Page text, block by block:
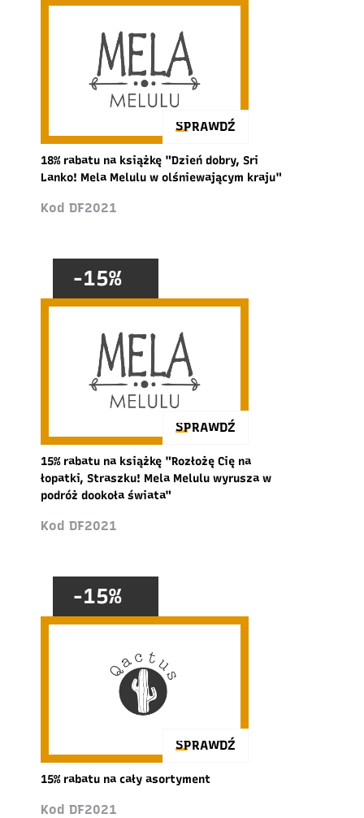
SPRAWDŹ
18% rabatu na książkę "Dzień dobry, Sri
Lanko! Mela Melulu w olśniewającym kraju"
Kod DF2021
-15%
SPRAWDŹ
15% rabatu na książkę "Rozłożę Cię na
łopatki, Straszku! Mela Melulu wyrusza w
podróż dookoła świata"
Kod DF2021
-15%
SPRAWDŹ
15% rabatu na cały asortyment
Kod DF2021